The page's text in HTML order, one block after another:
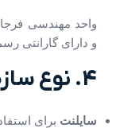
واحد مهندسی
و دارای گارانتی
4. نوع سازه (سایلنت یا روباز)
سایلنت برای